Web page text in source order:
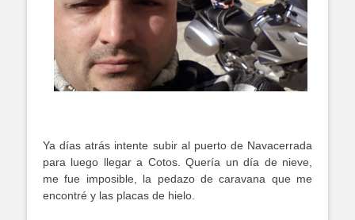
Ya días atrás intente subir al puerto de Navacerrada
para luego llegar a Cotos. Quería un día de nieve,
me fue imposible, la pedazo de caravana que me
encontré y las placas de hielo.